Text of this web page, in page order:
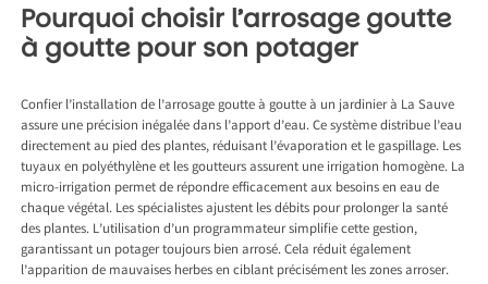
Pourquoi choisir l’arrosage goutte
à goutte pour son potager
Confier l’installation de l’arrosage goutte à goutte à unjardinier à La Sauve
assure une précision inégalée dans l’apport d’eau. Ce système distribue l’eau
directement au pied des plantes, réduisant l’évaporation et le gaspillage. Les
tuyaux en polyéthylène et les goutteurs assurent une irrigation homogène. La
micro-irrigation permet de répondre efficacement aux besoins en eau de
chaque végétal. Les spécialistes ajustent les débits pour prolonger la santé
des plantes. L’utilisation d’un programmateur simplifie cette gestion,
garantissant un potager toujours bien arrosé. Cela réduit également
l’apparition de mauvaises herbes en ciblant précisément les zones arroser.